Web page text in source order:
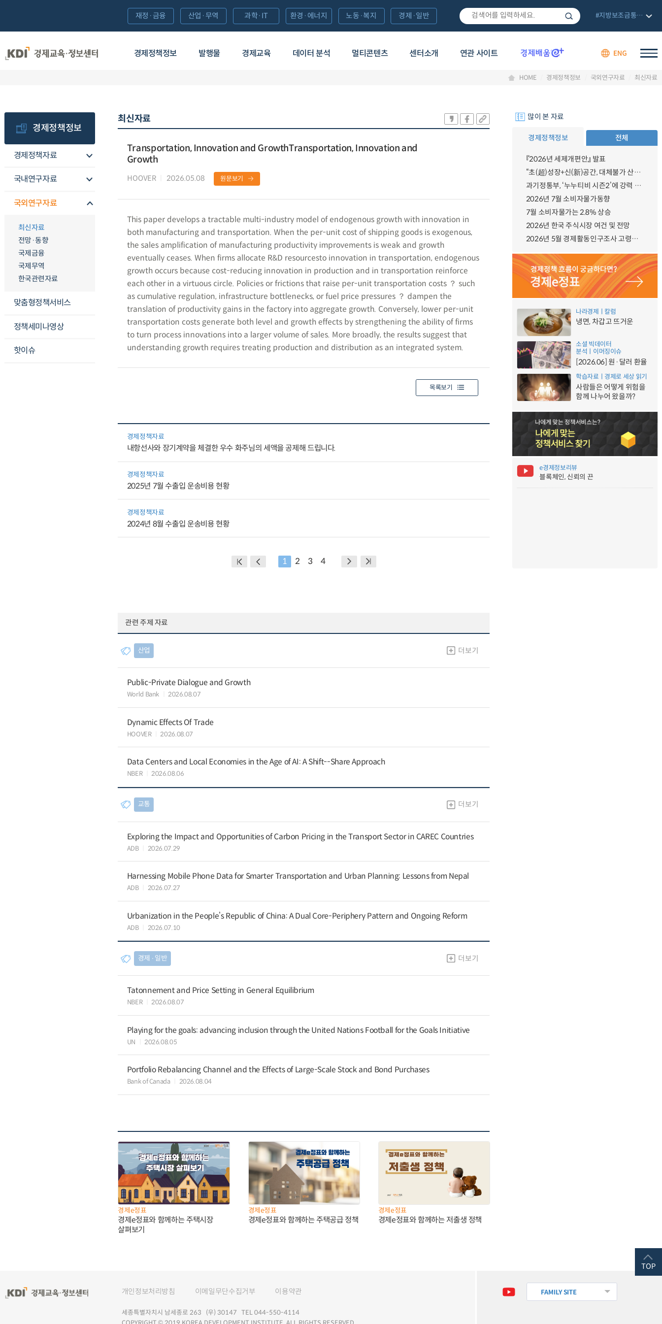
경제정책정보 발행물 경제교육 데이터 분석 멀티콘텐츠 센터소개 연관 사이트 ENG
재정·금융 산업·무역 과학·IT 환경·에너지 노동·복지 경제·일반 #지방보조금통합관리망
HOME 경제정책정보 국외연구자료 최신자료
경제정책정보
경제정책자료
국내연구자료
국외연구자료
최신자료
전망·동향
국제금융
국제무역
한국관련자료
맞춤형정책서비스
정책세미나영상
핫이슈
최신자료
Transportation, Innovation and GrowthTransportation, Innovation and
Growth
HOOVER 2026.05.08 원문보기
This paper develops a tractable multi-industry model of endogenous growth with innovation in
both manufacturing and transportation. When the per-unit cost of shipping goods is exogenous,
the sales amplification of manufacturing productivity improvements is weak and growth
eventually ceases. When firms allocate R&D resourcesto innovation in transportation, endogenous
growth occurs because cost-reducing innovation in production and in transportation reinforce
each other in a virtuous circle. Policies or frictions that raise per-unit transportation costs ？ such
as cumulative regulation, infrastructure bottlenecks, or fuel price pressures ？ dampen the
translation of productivity gains in the factory into aggregate growth. Conversely, lower per-unit
transportation costs generate both level and growth effects by strengthening the ability of firms
to turn process innovations into a larger volume of sales. More broadly, the results suggest that
understanding growth requires treating production and distribution as an integrated system.
목록보기
경제정책자료
내항선사와 장기계약을 체결한 우수 화주님의 세액을 공제해 드립니다.
경제정책자료
2025년 7월 수출입 운송비용 현황
경제정책자료
2024년 8월 수출입 운송비용 현황
1 2 3 4
관련 주제 자료
산업 더보기
Public-Private Dialogue and Growth
World Bank 2026.08.07
Dynamic Effects Of Trade
HOOVER 2026.08.07
Data Centers and Local Economies in the Age of AI: A Shift--Share Approach
NBER 2026.08.06
교통 더보기
Exploring the Impact and Opportunities of Carbon Pricing in the Transport Sector in CAREC Countries
ADB 2026.07.29
Harnessing Mobile Phone Data for Smarter Transportation and Urban Planning: Lessons from Nepal
ADB 2026.07.27
Urbanization in the People’s Republic of China: A Dual Core-Periphery Pattern and Ongoing Reform
ADB 2026.07.10
경제 ∙ 일반 더보기
Tatonnement and Price Setting in General Equilibrium
NBER 2026.08.07
Playing for the goals: advancing inclusion through the United Nations Football for the Goals Initiative
UN 2026.08.05
Portfolio Rebalancing Channel and the Effects of Large-Scale Stock and Bond Purchases
Bank of Canada 2026.08.04
경제e정표
경제e정표와 함께하는 주택시장
살펴보기
경제e정표
경제e정표와 함께하는 주택공급 정책
경제e정표
경제e정표와 함께하는 저출생 정책
많이 본 자료
경제정책정보 전체
『2026년 세제개편안』 발표
“초(超)성장+신(新)공간, 대체불가 산업강국”
과기정통부, ‘누누티비 시즌2’에 강력 대응 의지 밝혀
2026년 7월 소비자물가동향
7월 소비자물가는 2.8% 상승
2026년 한국 주식시장 여건 및 전망
2026년 5월 경제활동인구조사 고령층 부가조사 결과
나라경제ㅣ칼럼
냉면, 차갑고 뜨거운
소셜 빅데이터
분석ㅣ이머징이슈
[2026.06] 원·달러 환율
학습자료ㅣ경제로 세상 읽기
사람들은 어떻게 위험을
함께 나누어 왔을까?
e경제정보리뷰
블록체인, 신뢰의 끈
FAMILY SITE
개인정보처리방침 이메일무단수집거부 이용약관
세종특별자치시 남세종로 263 (우) 30147 TEL 044-550-4114
TOP